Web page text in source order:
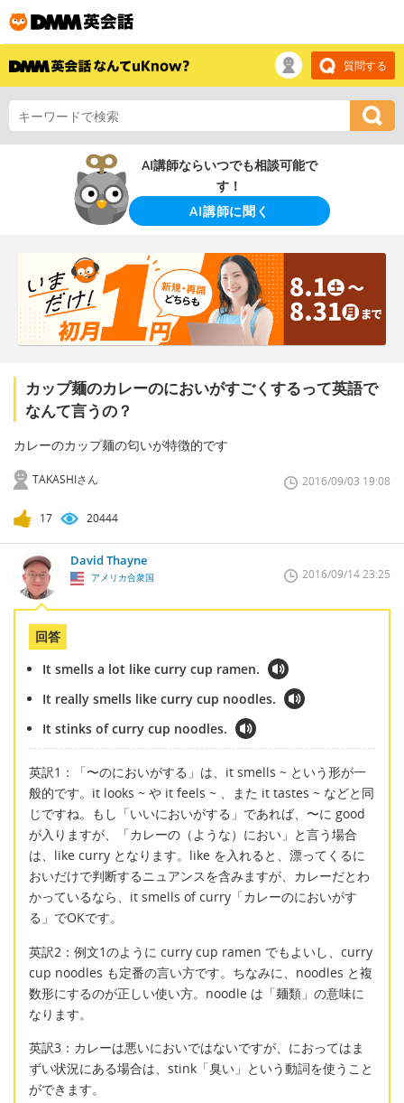
質問する
AI講師ならいつでも相談可能で
す！
AI講師に聞く
カップ麺のカレーのにおいがすごくするって英語で
なんて言うの？
カレーのカップ麺の匂いが特徴的です
TAKASHIさん 2016/09/03 19:08
17 20444
David Thayne
アメリカ合衆国 2016/09/14 23:25
回答
It smells a lot like curry cup ramen.
It really smells like curry cup noodles.
It stinks of curry cup noodles.
英訳1：「〜のにおいがする」は、it smells ~ という形が一
般的です。it looks ~ や it feels ~ 、また it tastes ~ などと同
じですね。もし「いいにおいがする」であれば、〜に good
が入りますが、「カレーの（ような）におい」と言う場合
は、like curry となります。like を入れると、漂ってくるに
おいだけで判断するニュアンスを含みますが、カレーだとわ
かっているなら、it smells of curry「カレーのにおいがす
る」でOKです。
英訳2：例文1のように curry cup ramen でもよいし、curry
cup noodles も定番の言い方です。ちなみに、noodles と複
数形にするのが正しい使い方。noodle は「麺類」の意味に
なります。
英訳3：カレーは悪いにおいではないですが、におってはま
ずい状況にある場合は、stink「臭い」という動詞を使うこと
ができます。